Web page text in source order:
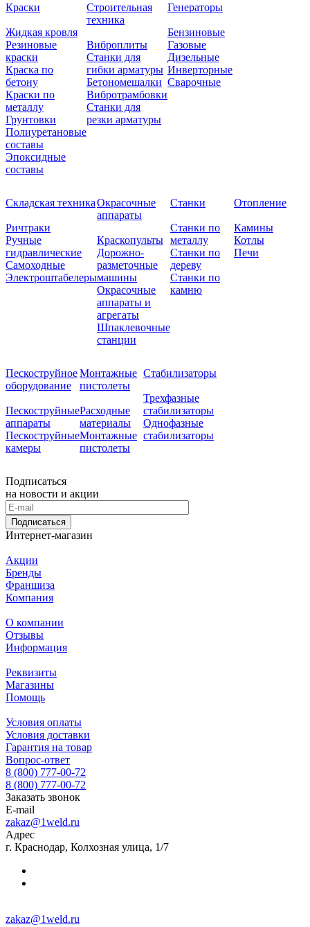
Краски
Жидкая кровля
Резиновые
краски
Краска по
бетону
Краски по
металлу
Грунтовки
Полиуретановые
составы
Эпоксидные
составы
Строительная
техника
Виброплиты
Станки для
гибки арматуры
Бетономешалки
Вибротрамбовки
Станки для
резки арматуры
Генераторы
Бензиновые
Газовые
Дизельные
Инверторные
Сварочные
Складская техника
Ричтраки
Ручные
гидравлические
Самоходные
Электроштабелеры
Окрасочные
аппараты
Краскопульты
Дорожно-
разметочные
машины
Окрасочные
аппараты и
агрегаты
Шпаклевочные
станции
Станки
Станки по
металлу
Станки по
дереву
Станки по
камню
Отопление
Камины
Котлы
Печи
Пескоструйное
оборудование
Пескоструйные
аппараты
Пескоструйные
камеры
Монтажные
пистолеты
Расходные
материалы
Монтажные
пистолеты
Стабилизаторы
Трехфазные
стабилизаторы
Однофазные
стабилизаторы
Подписаться
на новости и акции
Подписаться
Интернет-магазин
Акции
Бренды
Франшиза
Компания
О компании
Отзывы
Информация
Реквизиты
Магазины
Помощь
Условия оплаты
Условия доставки
Гарантия на товар
Вопрос-ответ
8 (800) 777-00-72
8 (800) 777-00-72
Заказать звонок
E-mail
zakaz@1weld.ru
Адрес
г. Краснодар, Колхозная улица, 1/7
zakaz@1weld.ru